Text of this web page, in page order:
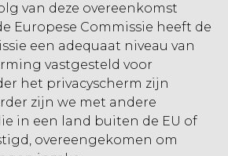
van deze overeenkomst
Europese Commissie heeft de
een adequaat niveau van
vastgesteld voor
het privacyscherm zijn
zijn we met andere
in een land buiten de EU of
overeengekomen om